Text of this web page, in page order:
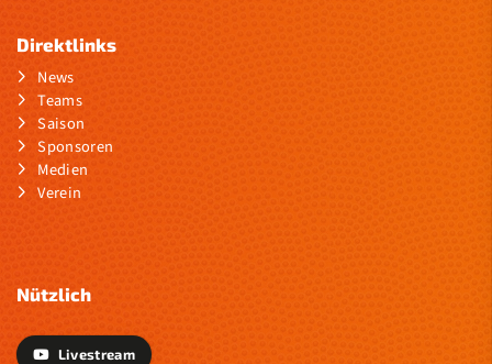
Direktlinks
News
Teams
Saison
Sponsoren
Medien
Verein
Nützlich
Livestream
Kontakt